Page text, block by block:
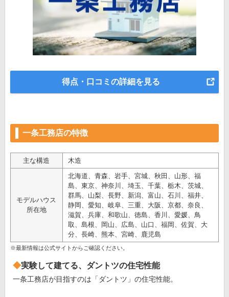
得点・口コミの詳細を見る
一条工務店の特徴
主な構造 木造
モデルハウス
所在地
北海道、青森、岩手、宮城、秋田、山形、福
島、東京、神奈川、埼玉、千葉、栃木、茨城、
群馬、山梨、長野、新潟、富山、石川、福井、
静岡、愛知、岐阜、三重、大阪、京都、奈良、
滋賀、兵庫、和歌山、徳島、香川、愛媛、鳥
取、島根、岡山、広島、山口、福岡、佐賀、大
分、長崎、熊本、宮崎、鹿児島
※最新情報は公式サイトからご確認ください。
実験して建てる、ダントツの住宅性能
一条工務店が目指すのは「ダントツ」の住宅性能。